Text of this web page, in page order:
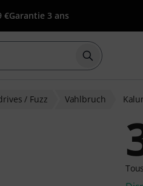
€Garantie 3 ans
Démarrer
/ Fuzz Vahlbruch